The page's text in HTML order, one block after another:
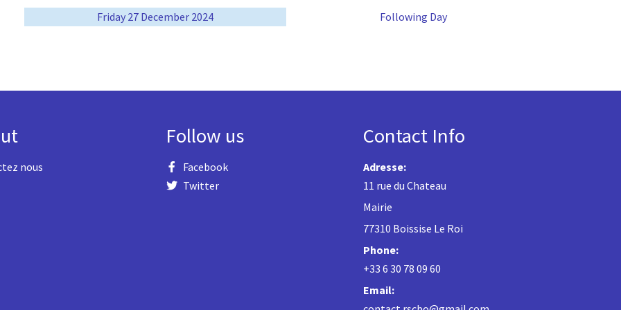
Friday 27 December 2024 Following Day
nous
Follow us
Facebook
Twitter
Contact Info
Adresse:
11 rue du Chateau
Mairie
77310 Boissise Le Roi
Phone:
+33 6 30 78 09 60
Email: